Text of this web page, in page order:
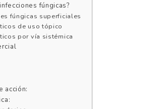
fúngicas?
fúngicas superficiales
de uso tópico
por vía sistémica
acción: